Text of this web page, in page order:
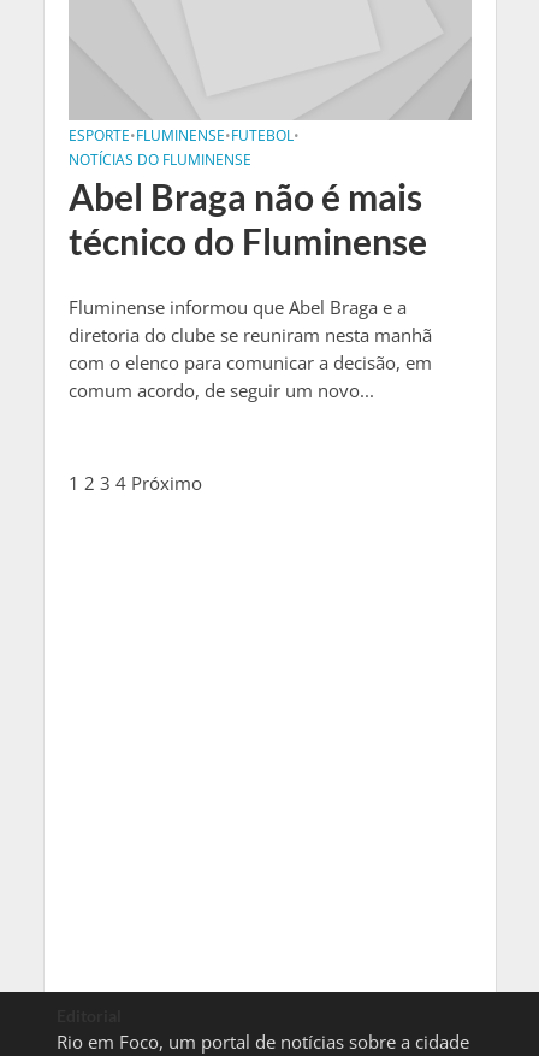
ESPORTE•FLUMINENSE•FUTEBOL•
NOTÍCIAS DO FLUMINENSE
Abel Braga não é mais
técnico do Fluminense
Fluminense informou que Abel Braga e a
diretoria do clube se reuniram nesta manhã
com o elenco para comunicar a decisão, em
comum acordo, de seguir um novo...
1 2 3 4 Próximo
Rio em Foco, um portal de notícias sobre a cidade